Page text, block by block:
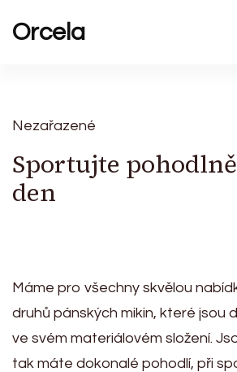
Orcela
Nezařazené
Sportujte
den
Máme pro všechny skvělou
druhů pánských mikin, které jsou
ve svém materiálovém složení.
tak máte dokonalé pohodlí, při